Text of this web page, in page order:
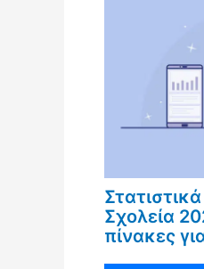
Σχολεία
πίνακες